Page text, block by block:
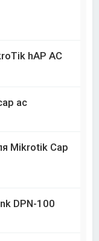
hAP AC
ac
Mikrotik Cap
DPN-100